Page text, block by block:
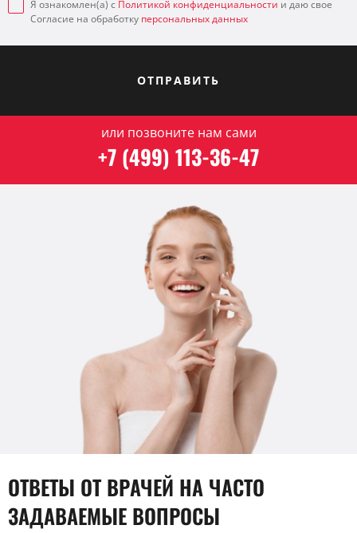
Я ознакомлен(а) с Политикой конфиденциальности и даю свое
Согласие на обработку персональных данных
ОТПРАВИТЬ
или позвоните нам сами
+7 (499) 113-36-47
ОТВЕТЫ ОТ ВРАЧЕЙ НА ЧАСТО
ЗАДАВАЕМЫЕ ВОПРОСЫ